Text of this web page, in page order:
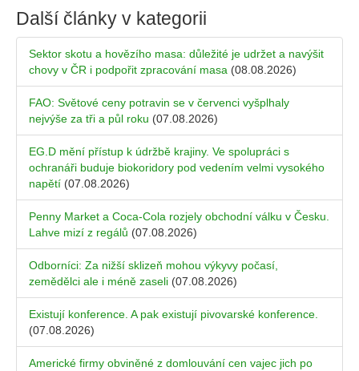
Další články v kategorii
Sektor skotu a hovězího masa: důležité je udržet a navýšit
chovy v ČR i podpořit zpracování masa (08.08.2026)
FAO: Světové ceny potravin se v červenci vyšplhaly
nejvýše za tři a půl roku (07.08.2026)
EG.D mění přístup k údržbě krajiny. Ve spolupráci s
ochranáři buduje biokoridory pod vedením velmi vysokého
napětí (07.08.2026)
Penny Market a Coca-Cola rozjely obchodní válku v Česku.
Lahve mizí z regálů (07.08.2026)
Odborníci: Za nižší sklizeň mohou výkyvy počasí,
zemědělci ale i méně zaseli (07.08.2026)
Existují konference. A pak existují pivovarské konference.
(07.08.2026)
Americké firmy obviněné z domlouvání cen vajec jich po